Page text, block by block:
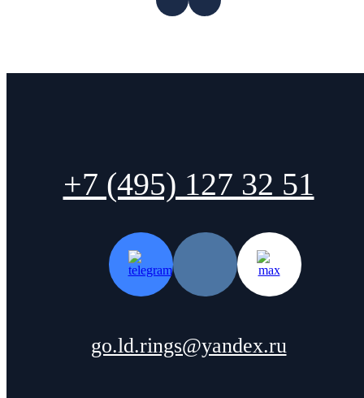
+7 (495) 127 32 51
go.ld.rings@yandex.ru